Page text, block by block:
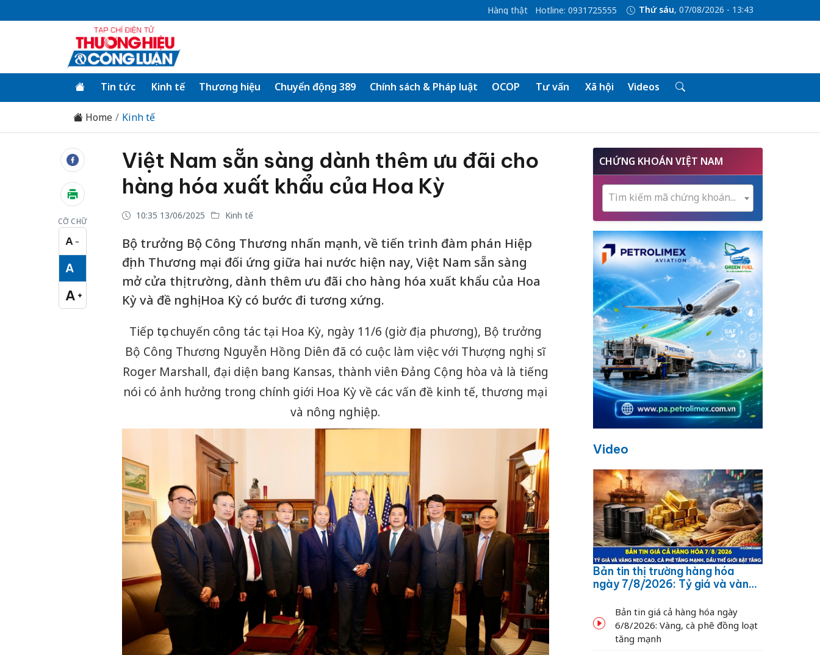
Hàng thật Hotline: 0931725555 Thứ sáu, 07/08/2026 - 13:43
Tin tức Kinh tế Thương hiệu Chuyển động 389 Chính sách & Pháp luật OCOP Tư vấn Xã hội Videos
Home Kinh tế
CỠ CHỮ
A −
Cỡ chữ nhỏ
A
Cỡ chữ vừa
A +
Cỡ chữ lớn
Việt Nam sẵn sàng dành thêm ưu đãi cho
hàng hóa xuất khẩu của Hoa Kỳ
10:35 13/06/2025 Kinh tế
Bộ trưởng Bộ Công Thương nhấn mạnh, về tiến trình đàm phán Hiệp
định Thương mại đối ứng giữa hai nước hiện nay, Việt Nam sẵn sàng
mở cửa thị trường, dành thêm ưu đãi cho hàng hóa xuất khẩu của Hoa
Kỳ và đề nghị Hoa Kỳ có bước đi tương xứng.
Tiếp tục chuyến công tác tại Hoa Kỳ, ngày 11/6 (giờ địa phương), Bộ trưởng
Bộ Công Thương Nguyễn Hồng Diên đã có cuộc làm việc với Thượng nghị sĩ
Roger Marshall, đại diện bang Kansas, thành viên Đảng Cộng hòa và là tiếng
nói có ảnh hưởng trong chính giới Hoa Kỳ về các vấn đề kinh tế, thương mại
và nông nghiệp.
CHỨNG KHOÁN VIỆT NAM
Tìm kiếm mã chứng khoán...
Video
Bản tin thị trường hàng hóa
ngày 7/8/2026: Tỷ giá và vàng
dầu thế giới bật tăng
Bản tin giá cả hàng hóa ngày
6/8/2026: Vàng, cà phê đồng loạt
tăng mạnh